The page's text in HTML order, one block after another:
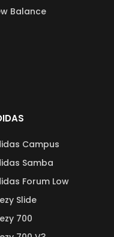
Balance
Campus
Samba
Forum Low
Slide
700